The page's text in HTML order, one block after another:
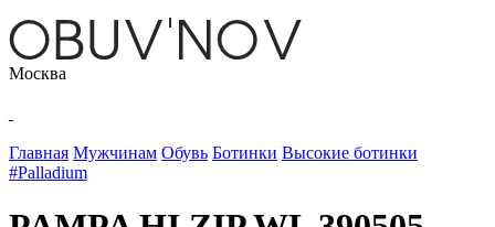
Москва
Главная Мужчинам Обувь Ботинки Высокие ботинки
#Palladium